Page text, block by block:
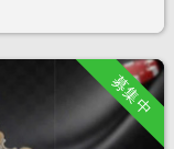
募集中